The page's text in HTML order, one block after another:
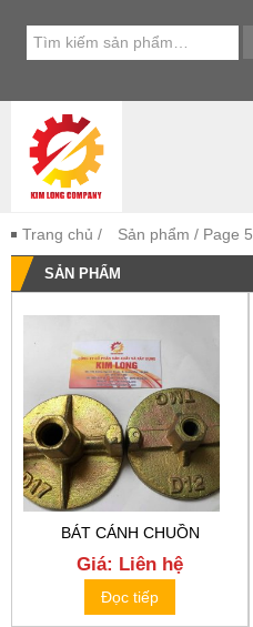
Trang chủ / Sản phẩm / Page 5
SẢN PHẨM
BÁT CÁNH CHUỒN
Giá: Liên hệ
Đọc tiếp